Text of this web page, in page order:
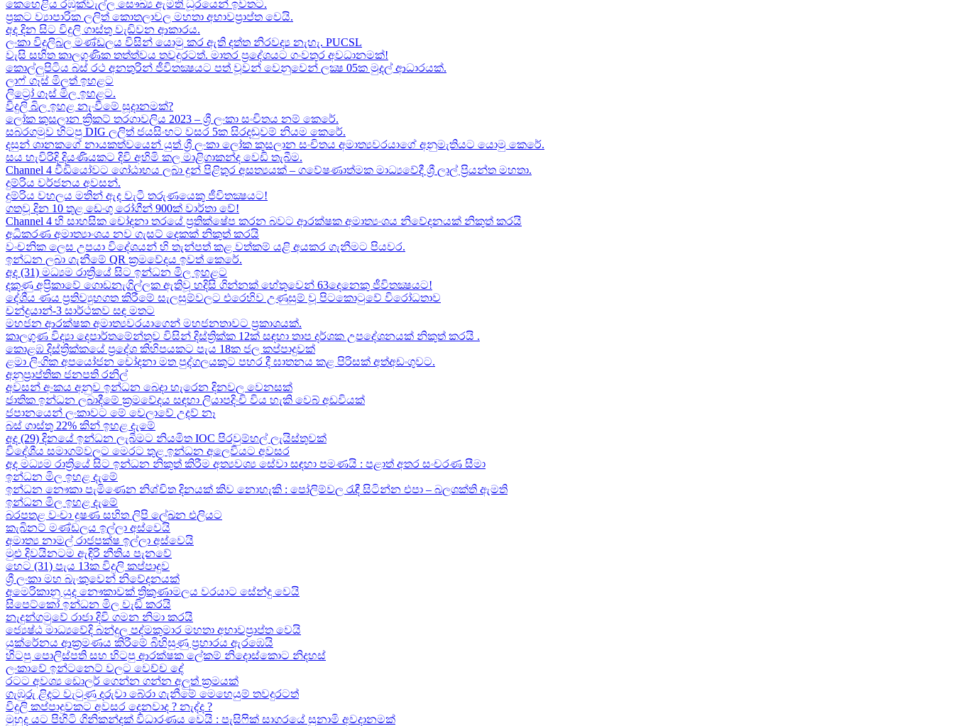
කෙහෙළිය රඹුක්වැල්ල සෞඛ්‍ය ඇමති ධූරයෙන් ඉවතට​.
ප්‍රකට ව්‍යාපාරික ලලිත් කොතලාවල මහතා අභාවප්‍රාප්ත වෙයි.
අද දින​ සිට විදුලි ගාස්තු වැඩිවන ආකාරය​.
ලංකා විදුලිබල මණ්ඩලය විසින් යොමු කර ඇති දත්ත නිරවද්‍ය නැහැ. PUCSL
වැසි සහිත කාලගුණික තත්ත්වය තවදුරටත්. මාතර ප්‍රදේශයට ගංවතුර අවධානමක්!
කොල්ලුපිටිය බස් රථ අනතුරින් ජීවිතක්‍ෂයට පත් වූවන් වෙනුවෙන් ලක්‍ෂ 05ක​ මුදල් ආධාරයක්​.
ලාෆ් ගෑස් මිලත් ඉහළට​
ලිට්‍රෝ ගෑස් මිල​ ඉහළට​.
විදුලි බිල ඉහළ නැංවීමේ සූදානමක්?
ලෝක කුසලාන ක්‍රිකට් තරගාවලිය 2023 – ශ්‍රී ලංකා සංචිතය නම් කෙරේ​.
සබරගමුව හිටපු DIG ලලිත් ජයසිංහට වසර 5ක සිරදඬුවම් නියම කෙරේ.
දසුන් ශානකගේ නායකත්වයෙන් යුත් ශ්‍රී ලංකා ලෝක කුසලාන සංචිතය අමාත්‍යවරයාගේ අනුමැතියට​ යොමු කෙරේ.
සය හැවිරිදි දියණියකට දිවි අහිමි කල මාළිගාකන්ද වෙඩි තැබීම​.
Channel 4 වීඩියෝවට ගෝඨාභය ලබා දුන් පිළිතුර අසත්‍යයක් – ගවේෂණාත්මක මාධ්‍යවේදී ශ්‍රී ලාල් ප්‍රියන්ත මහතා.
දුම්රිය වර්ජනය අවසන්.
දුම්රිය වහලය මතින් ඇද​ වැටී තරුණයෙකු ජීවිතක්‍ෂයට​!
ගතවූ දින 10 තුළ ඩෙංගු රෝගීන් 900ක් වාර්තා වේ!
Channel 4 හි සාහසික චෝදනා තරයේ ප්‍රතික්ෂේප කරන බවට ආරක්ෂක අමාත්‍යංශය නිවේදනයක් නිකුත් කරයි
අධිකරණ අමාත්‍යාංශය නව ගැසට් දෙකක් නිකුත් කරයි
වංචනික ලෙස උපයා විදේශයන් හි තැන්පත් කළ​ වත්කම් යළි අයකර ගැනීමට පියවර​.
ඉන්ධන ලබා ගැනීමේ QR ක්‍රමවේදය ඉවත් කෙරේ.
අද (31) මධ්‍යම රාත්‍රියේ සිට ඉන්ධන මිල ඉහළට
දකුණු අප්‍රිකාවේ ගොඩනැගිල්ලක ඇතිවූ හදිසි ගින්නක් හේතුවෙන් 63දෙනෙකු ජීවිතක්‍ෂයට​!
දේශීය​ ණය ප්‍රතිව්‍යුහගත කිරීමේ සැලසුම්වලට එරෙහිව උණුසුම් වූ පිටකොටුවේ විරෝධතාව
චන්ද්‍රයාන්-3 සාර්ථකව සඳ මතට​
මහජන ආරක්ෂක අමාත්‍යවරයාගෙන් මහජනතාවට ප්‍රකාශයක්.
කාලගුණ විද්‍යා දෙපාර්තමේන්තුව විසින් දිස්ත්‍රික්ක 12ක් සඳහා තාප දර්ශක උපදේශනයක් නිකුත් කරයි .
කොළඹ දිස්ත්‍රික්කයේ ප්‍රදේශ කිහිපයකට පැය 18ක ජල කප්පාදුවක්
ළමා ලිංගික අපයෝජන චෝදනා මත පුද්ගලයකුට පහර දී ඝාතනය කළ පිරිසක් අත්අඩංගුවට.
අනුප්‍රාප්තික ජනපති රනිල්
අවසන් අංකය අනුව ඉන්ධන බෙදා හැරෙන දිනවල වෙනසක්
ජාතික ඉන්ධන ලබාදීමේ ක්‍රමවේදය සඳහා ලියාපදිංචි විය හැකි වෙබ් අඩවියක්
ජපානයෙන් ලංකාවට මේ වෙලාවේ උදව් නෑ
බස් ගාස්තු 22% කින් ඉහළ දැමේ
අද (29) දිනයේ ඉන්ධන ලැබීමට නියමිත IOC පිරවුම්හල් ලැයිස්තුවක්
විදේශීය සමාගම්වලට මෙරට තුළ ඉන්ධන අලෙවියට අවසර
අද මධ්‍යම රාත්‍රියේ සිට ඉන්ධන නිකුත් කිරීම අත්‍යවශ්‍ය සේවා සඳහා පමණයි : පළාත් අතර සංචරණ සීමා
ඉන්ධන මිල ඉහළ දැමේ
ඉන්ධන නෞකා පැමිණෙන නිශ්චිත දිනයක් කිව නොහැකි : පෝලිම්වල රැඳී සිටින්න එපා – බලශක්ති ඇමති
ඉන්ධන මිල ඉහළ දැමේ
බරපතළ වංචා දූෂණ සහිත ලිපි ලේඛන එලියට
කැබිනට් මණ්ඩලය ඉල්ලා අස්වෙයි
අමාත්‍ය නාමල් රාජපක්ෂ ඉල්ලා අස්වෙයි
මුළු දිවයිනටම ඇඳිරි නීතිය පැනවේ
හෙට (31) පැය 13ක විදුලි කප්පාදුව
ශ්‍රී ලංකා මහ බැංකුවෙන් නිවේදනයක්
අමෙරිකානු යුද නෞකාවක් ත්‍රිකුණාමලය වරයාට සේන්දු වෙයි
සිපෙට්කෝ ඉන්ධන මිල වැඩි කරයි
නැදුන්ගමුවේ රාජා දිවි ගමන නිමා කරයි
ජ්‍යෙෂ්ඨ මාධ්‍යවේදි බන්දුල පද්මකුමාර මහතා අභාවප්‍රාප්ත වෙයි
යුක්රේනය ආක්‍රමණය කිරීමේ බිහිසුණු ප්‍රහාරය ඇරඹෙයි
හිටපු පොලිස්පති සහ හිටපු ආරක්ෂක ලේකම් නිදොස්කොට නිදහස්
ලංකාවේ ඉන්ටනෙට් වලට වෙච්ච දේ
රටට අවශ්‍ය ඩොලර් ගෙන්න ගන්න අලුත් ක්‍රමයක්
ගැඹුරු ළිදට වැටුණු දරුවා බේරා ගැනීමේ මෙහෙයුම් තවදුරටත්
විදුලි කප්පාදුවකට අවසර දෙනවාද ? නැද්ද ?
මුහුද යට පිහිටි ගිනිකන්දක් විධාරණය වෙයි : පැසිෆික් සාගරයේ සුනාමි අවදානමක්